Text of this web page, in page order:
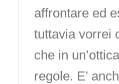
affrontare ed
tuttavia vorrei
che in
regole. E’